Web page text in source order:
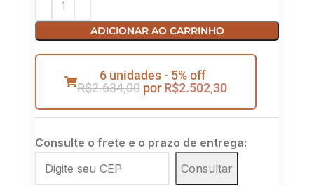
ADICIONAR AO CARRINHO
6 unidades - 5% off
R$2.634,00 por R$2.502,30
Consulte o frete e o prazo de entrega:
Consultar